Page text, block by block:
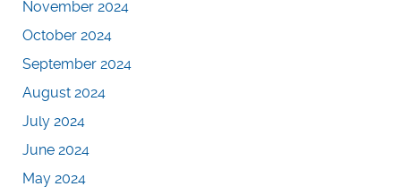
November 2024
October 2024
September 2024
August 2024
July 2024
June 2024
May 2024